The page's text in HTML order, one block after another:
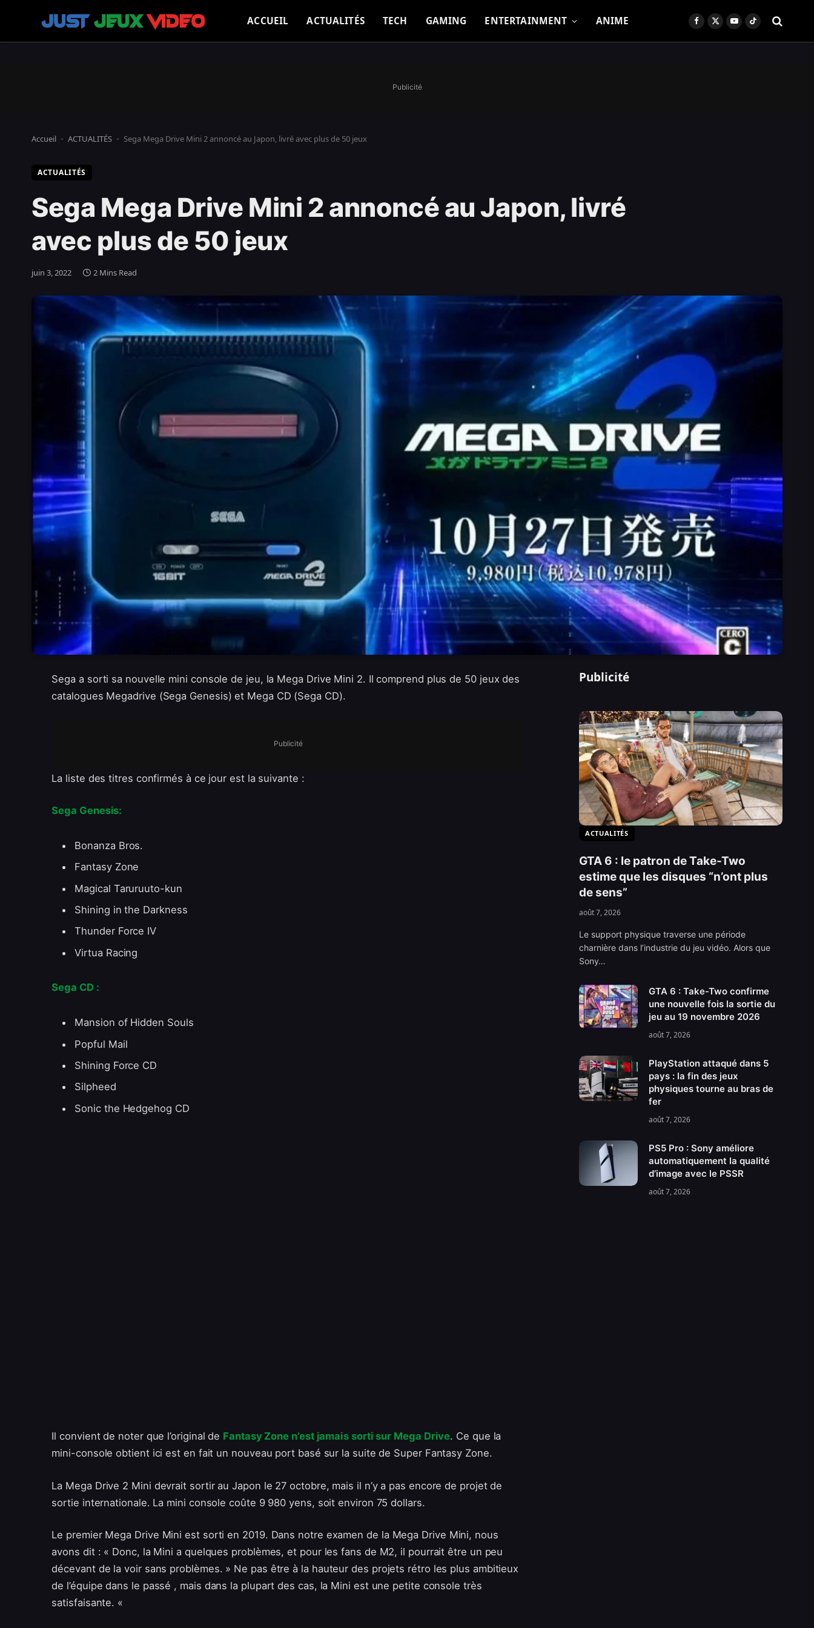
ACCUEIL ACTUALITÉS TECH GAMING ENTERTAINMENT ANIME Facebook
X
YouTubeTikTok
Publicité
Accueil - ACTUALITÉS - Sega Mega Drive Mini 2 annoncé au Japon, livré avec plus de 50 jeux
ACTUALITÉS
Sega Mega Drive Mini 2 annoncé au Japon, livré
avec plus de 50 jeux
juin 3, 2022 2 Mins Read
Sega a sorti sa nouvelle mini console de jeu, la Mega Drive Mini 2. Il comprend plus de 50 jeux des
catalogues Megadrive (Sega Genesis) et Mega CD (Sega CD).
Publicité
La liste des titres confirmés à ce jour est la suivante :
Sega Genesis:
Bonanza Bros.
Fantasy Zone
Magical Taruruuto-kun
Shining in the Darkness
Thunder Force IV
Virtua Racing
Sega CD :
Mansion of Hidden Souls
Popful Mail
Shining Force CD
Silpheed
Sonic the Hedgehog CD
Il convient de noter que l’original de Fantasy Zone n’est jamais sorti sur Mega Drive. Ce que la
mini-console obtient ici est en fait un nouveau port basé sur la suite de Super Fantasy Zone.
La Mega Drive 2 Mini devrait sortir au Japon le 27 octobre, mais il n’y a pas encore de projet de
sortie internationale. La mini console coûte 9 980 yens, soit environ 75 dollars.
Le premier Mega Drive Mini est sorti en 2019. Dans notre examen de la Mega Drive Mini, nous
avons dit : « Donc, la Mini a quelques problèmes, et pour les fans de M2, il pourrait être un peu
décevant de la voir sans problèmes. » Ne pas être à la hauteur des projets rétro les plus ambitieux
de l’équipe dans le passé , mais dans la plupart des cas, la Mini est une petite console très
satisfaisante. «
Publicité
ACTUALITÉS
GTA 6 : le patron de Take-Two
estime que les disques “n’ont plus
de sens”
août 7, 2026
Le support physique traverse une période
charnière dans l’industrie du jeu vidéo. Alors que
Sony…
GTA 6 : Take-Two confirme
une nouvelle fois la sortie du
jeu au 19 novembre 2026
août 7, 2026
PlayStation attaqué dans 5
pays : la fin des jeux
physiques tourne au bras de
fer
août 7, 2026
PS5 Pro : Sony améliore
automatiquement la qualité
d’image avec le PSSR
août 7, 2026